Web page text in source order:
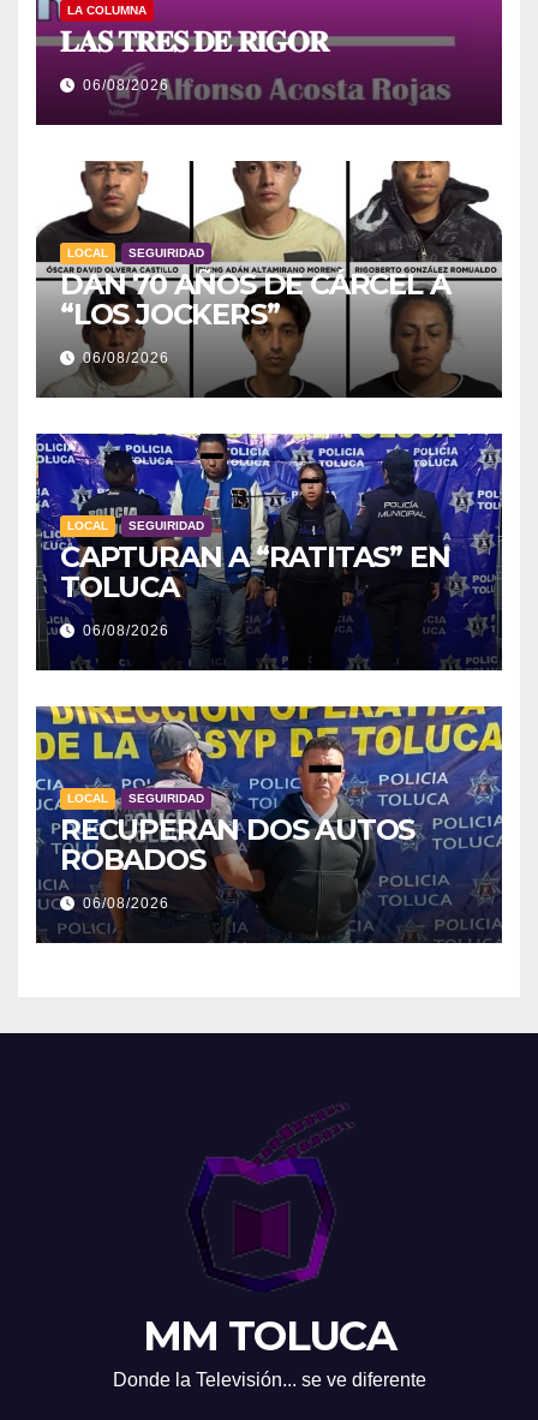
LA COLUMNA
𝐋𝐀𝐒 𝐓𝐑𝐄𝐒 𝐃𝐄 𝐑𝐈𝐆𝐎𝐑
06/08/2026
LOCAL SEGUIRIDAD
DAN 70 AÑOS DE CÁRCEL A
“LOS JOCKERS”
06/08/2026
LOCAL SEGUIRIDAD
CAPTURAN A “RATITAS” EN
TOLUCA
06/08/2026
LOCAL SEGUIRIDAD
RECUPERAN DOS AUTOS
ROBADOS
06/08/2026
MM TOLUCA
Donde la Televisión... se ve diferente